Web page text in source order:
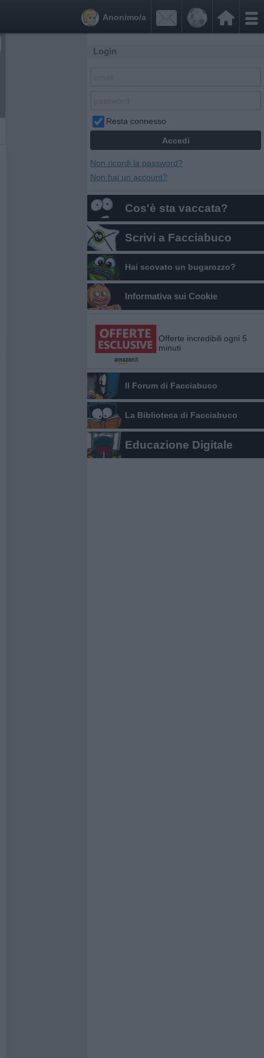


Anonimo/a
Login
Resta connesso
Non ricordi la password?
Non hai un account?
Cos'è sta vaccata?
Scrivi a Facciabuco
Hai scovato un bugarozzo?
Informativa sui Cookie
Offerte incredibili ogni 5
minuti
Il Forum di Facciabuco
La Biblioteca di Facciabuco
Educazione Digitale